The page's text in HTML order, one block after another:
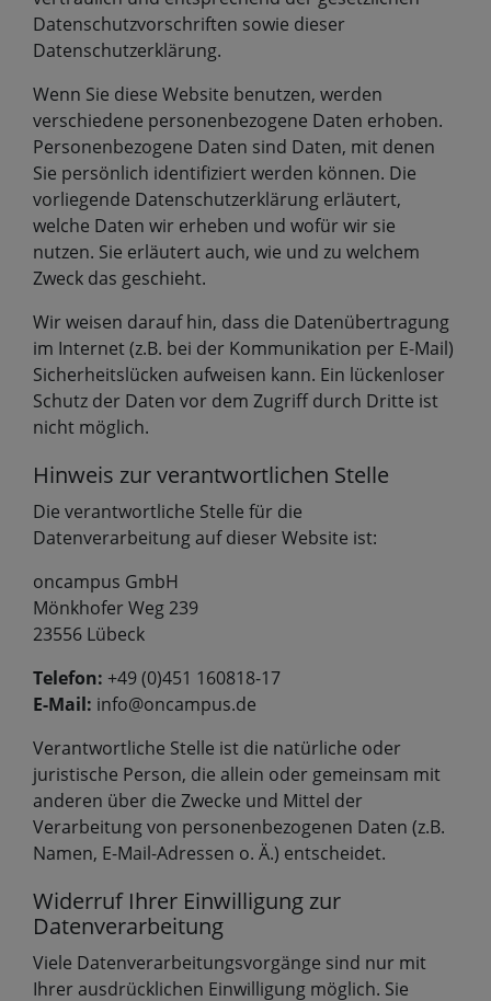
Datenschutzvorschriften sowie dieser
Datenschutzerklärung.
Wenn Sie diese Website benutzen, werden
verschiedene personenbezogene Daten erhoben.
Personenbezogene Daten sind Daten, mit denen
Sie persönlich identifiziert werden können. Die
vorliegende Datenschutzerklärung erläutert,
welche Daten wir erheben und wofür wir sie
nutzen. Sie erläutert auch, wie und zu welchem
Zweck das geschieht.
Wir weisen darauf hin, dass die Datenübertragung
im Internet (z.B. bei der Kommunikation per E-Mail)
Sicherheitslücken aufweisen kann. Ein lückenloser
Schutz der Daten vor dem Zugriff durch Dritte ist
nicht möglich.
Hinweis zur verantwortlichen Stelle
Die verantwortliche Stelle für die
Datenverarbeitung auf dieser Website ist:
oncampus GmbH
Mönkhofer Weg 239
23556 Lübeck
Telefon: +49 (0)451 160818-17
E-Mail: info@oncampus.de
Verantwortliche Stelle ist die natürliche oder
juristische Person, die allein oder gemeinsam mit
anderen über die Zwecke und Mittel der
Verarbeitung von personenbezogenen Daten (z.B.
Namen, E-Mail-Adressen o. Ä.) entscheidet.
Widerruf Ihrer Einwilligung zur
Datenverarbeitung
Viele Datenverarbeitungsvorgänge sind nur mit
Ihrer ausdrücklichen Einwilligung möglich. Sie